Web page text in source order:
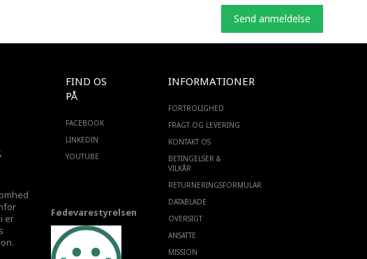
Send anmeldelse
er
FIND OS
PÅ
FACEBOOK
LINKEDIN
YOUTUBE
Fødevarestyrelsen
INFORMATIONER
FORTROLIGHED
FRAGT OG LEVERING
KONTAKT OS
BETINGELSER &
VILKÅR
RETURNERINGSFORMULAR
DATABLADE
OVERSIGT
ANSATTE
MISSION